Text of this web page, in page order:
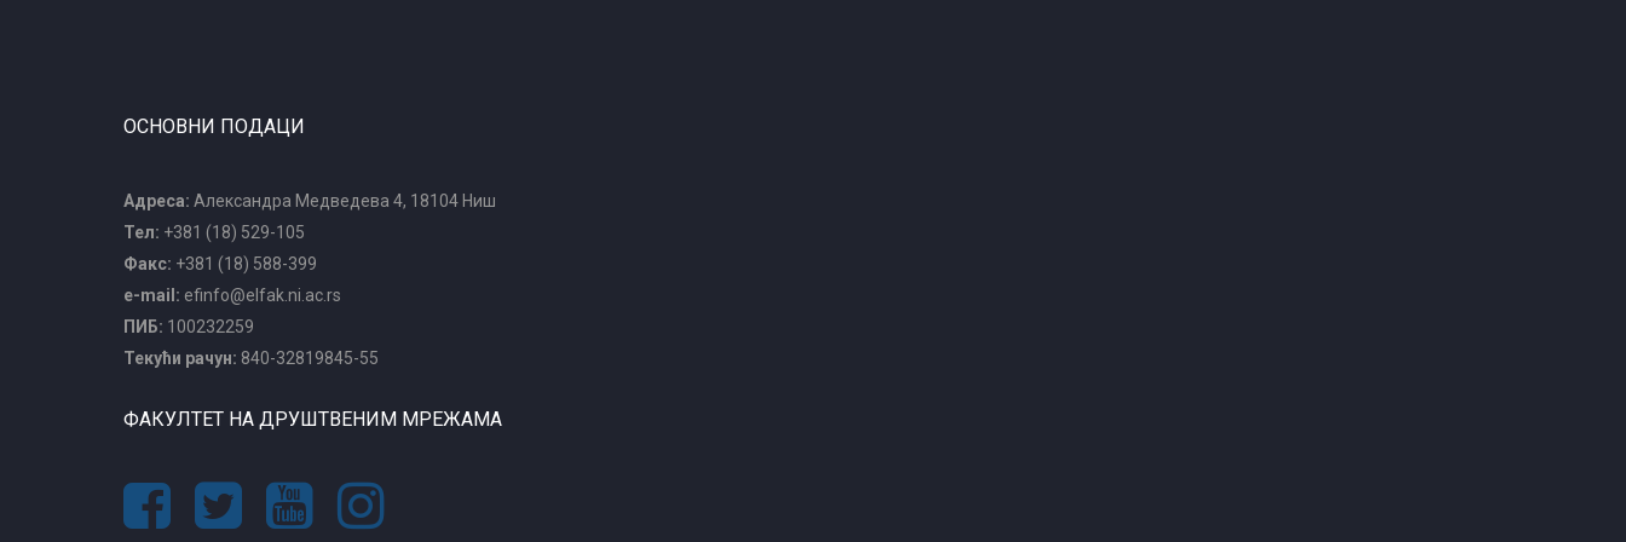
ОСНОВНИ ПОДАЦИ
Адреса: Александра Медведева 4, 18104 Ниш
Тел: +381 (18) 529-105
Факс: +381 (18) 588-399
e-mail: efinfo@elfak.ni.ac.rs
ПИБ: 100232259
Текући рачун: 840-32819845-55
ФАКУЛТЕТ НА ДРУШТВЕНИМ МРЕЖАМА